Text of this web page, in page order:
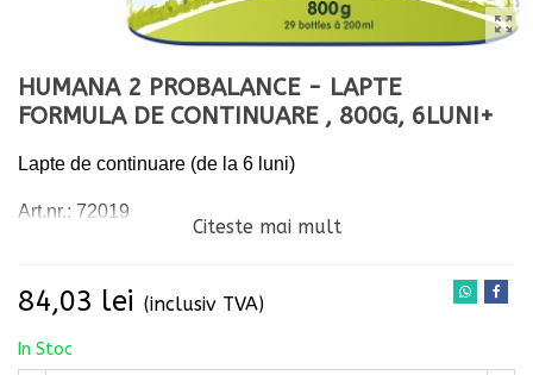
HUMANA 2 PROBALANCE - LAPTE
FORMULA DE CONTINUARE , 800G, 6LUNI+
Lapte de continuare (de la 6 luni)
Art.nr.: 72019
Citeste mai mult
84,03 lei (inclusiv TVA)
In Stoc